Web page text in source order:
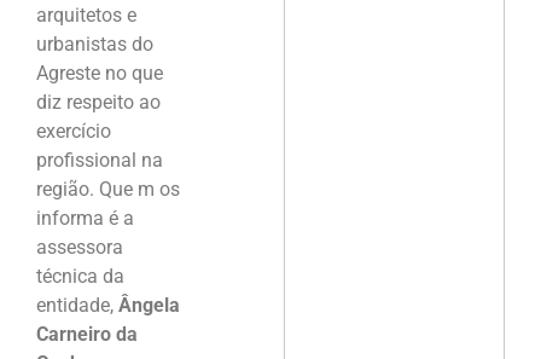
arquitetos e
urbanistas do
Agreste no que
diz respeito ao
exercício
profissional na
região. Que m os
informa é a
assessora
técnica da
entidade, Ângela
Carneiro da